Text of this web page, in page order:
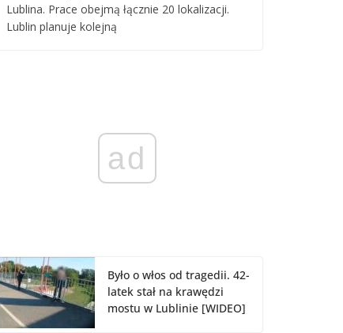
Lublina. Prace obejmą łącznie 20 lokalizacji.
Lublin planuje kolejną
ad
Było o włos od tragedii. 42-
latek stał na krawędzi
mostu w Lublinie [WIDEO]